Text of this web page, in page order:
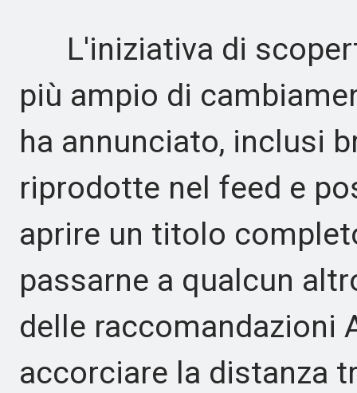
L'iniziativa di
più ampio di
ha annunciato, inclusi
riprodotte nel feed e
aprire un titolo
passarne a qualcun
delle raccomandazioni
accorciare la distanza